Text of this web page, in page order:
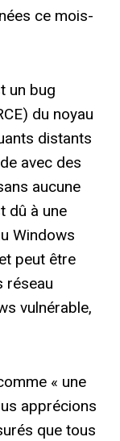
ce mois-
un bug
du noyau
distants
avec des
aucune
dû à une
Windows
peut être
réseau
vulnérable,
« une
apprécions
que tous